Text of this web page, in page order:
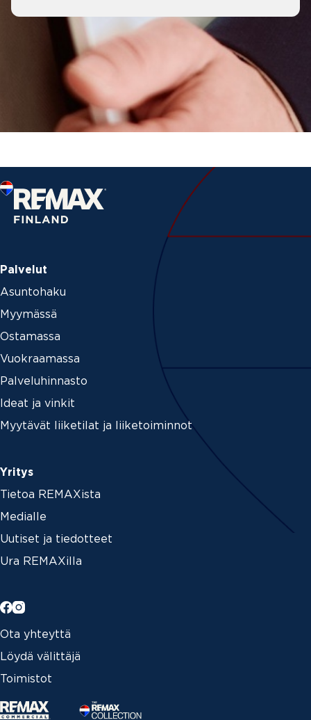
Palvelut
Asuntohaku
Myymässä
Ostamassa
Vuokraamassa
Palveluhinnasto
Ideat ja vinkit
Myytävät liiketilat ja liiketoiminnot
Yritys
Tietoa REMAXista
Medialle
Uutiset ja tiedotteet
Ura REMAXilla
Ota yhteyttä
Löydä välittäjä
Toimistot